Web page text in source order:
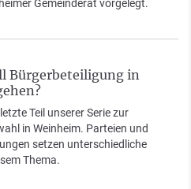
Gemeinderat vorgelegt.
Bürgerbeteiligung in
Teil unserer Serie zur
in Weinheim. Parteien und
setzen unterschiedliche
Thema.